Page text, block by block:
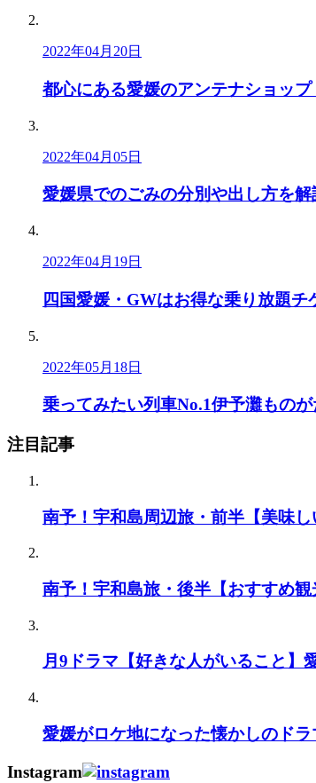
2022年04月20日
都心にある愛媛のアンテナショッ
2022年04月05日
愛媛県でのごみの分別や出し方を解
2022年04月19日
四国愛媛・GWはお得な乗り放題チ
2022年05月18日
乗ってみたい列車No.1伊予灘もの
注目記事
南予！宇和島周辺旅・前半【美味
南予！宇和島旅・後半【おすすめ
月9ドラマ【好きな人がいること】
愛媛がロケ地になった懐かしのド
Instagram